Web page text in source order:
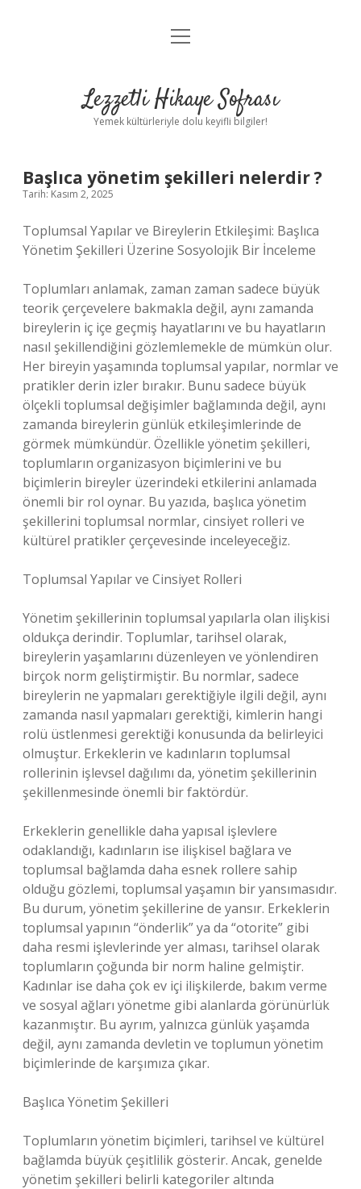
Anasayfa
Yasal Uyarı
menüyü
Lezzetli Hikaye Sofrası
Yemek kültürleriyle dolu keyifli bilgiler!
Başlıca yönetim şekilleri nelerdir ?
Tarih: Kasım 2, 2025
Toplumsal Yapılar ve Bireylerin Etkileşimi: Başlıca
Yönetim Şekilleri Üzerine Sosyolojik Bir İnceleme
Toplumları anlamak, zaman zaman sadece büyük
teorik çerçevelere bakmakla değil, aynı zamanda
bireylerin iç içe geçmiş hayatlarını ve bu hayatların
nasıl şekillendiğini gözlemlemekle de mümkün olur.
Her bireyin yaşamında toplumsal yapılar, normlar ve
pratikler derin izler bırakır. Bunu sadece büyük
ölçekli toplumsal değişimler bağlamında değil, aynı
zamanda bireylerin günlük etkileşimlerinde de
görmek mümkündür. Özellikle yönetim şekilleri,
toplumların organizasyon biçimlerini ve bu
biçimlerin bireyler üzerindeki etkilerini anlamada
önemli bir rol oynar. Bu yazıda, başlıca yönetim
şekillerini toplumsal normlar, cinsiyet rolleri ve
kültürel pratikler çerçevesinde inceleyeceğiz.
Toplumsal Yapılar ve Cinsiyet Rolleri
Yönetim şekillerinin toplumsal yapılarla olan ilişkisi
oldukça derindir. Toplumlar, tarihsel olarak,
bireylerin yaşamlarını düzenleyen ve yönlendiren
birçok norm geliştirmiştir. Bu normlar, sadece
bireylerin ne yapmaları gerektiğiyle ilgili değil, aynı
zamanda nasıl yapmaları gerektiği, kimlerin hangi
rolü üstlenmesi gerektiği konusunda da belirleyici
olmuştur. Erkeklerin ve kadınların toplumsal
rollerinin işlevsel dağılımı da, yönetim şekillerinin
şekillenmesinde önemli bir faktördür.
Erkeklerin genellikle daha yapısal işlevlere
odaklandığı, kadınların ise ilişkisel bağlara ve
toplumsal bağlamda daha esnek rollere sahip
olduğu gözlemi, toplumsal yaşamın bir yansımasıdır.
Bu durum, yönetim şekillerine de yansır. Erkeklerin
toplumsal yapının “önderlik” ya da “otorite” gibi
daha resmi işlevlerinde yer alması, tarihsel olarak
toplumların çoğunda bir norm haline gelmiştir.
Kadınlar ise daha çok ev içi ilişkilerde, bakım verme
ve sosyal ağları yönetme gibi alanlarda görünürlük
kazanmıştır. Bu ayrım, yalnızca günlük yaşamda
değil, aynı zamanda devletin ve toplumun yönetim
biçimlerinde de karşımıza çıkar.
Başlıca Yönetim Şekilleri
Toplumların yönetim biçimleri, tarihsel ve kültürel
bağlamda büyük çeşitlilik gösterir. Ancak, genelde
yönetim şekilleri belirli kategoriler altında